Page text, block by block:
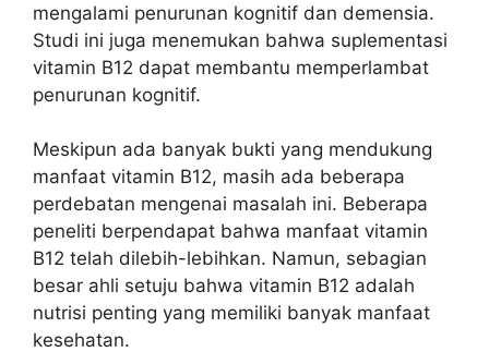
mengalami penurunan kognitif dan demensia.
Studi ini juga menemukan bahwa suplementasi
vitamin B12 dapat membantu memperlambat
penurunan kognitif.
Meskipun ada banyak bukti yang mendukung
manfaat vitamin B12, masih ada beberapa
perdebatan mengenai masalah ini. Beberapa
peneliti berpendapat bahwa manfaat vitamin
B12 telah dilebih-lebihkan. Namun, sebagian
besar ahli setuju bahwa vitamin B12 adalah
nutrisi penting yang memiliki banyak manfaat
kesehatan.